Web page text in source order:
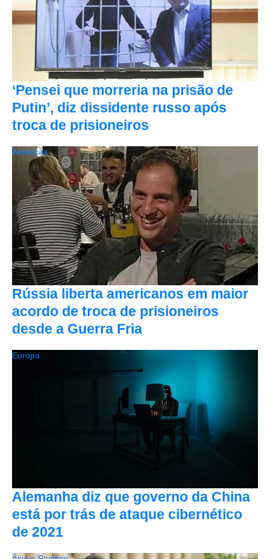
‘Pensei que morreria na prisão de
Putin’, diz dissidente russo após
troca de prisioneiros
Rússia liberta americanos em maior
acordo de troca de prisioneiros
desde a Guerra Fria
Américas
Alemanha diz que governo da China
está por trás de ataque cibernético
de 2021
Europa